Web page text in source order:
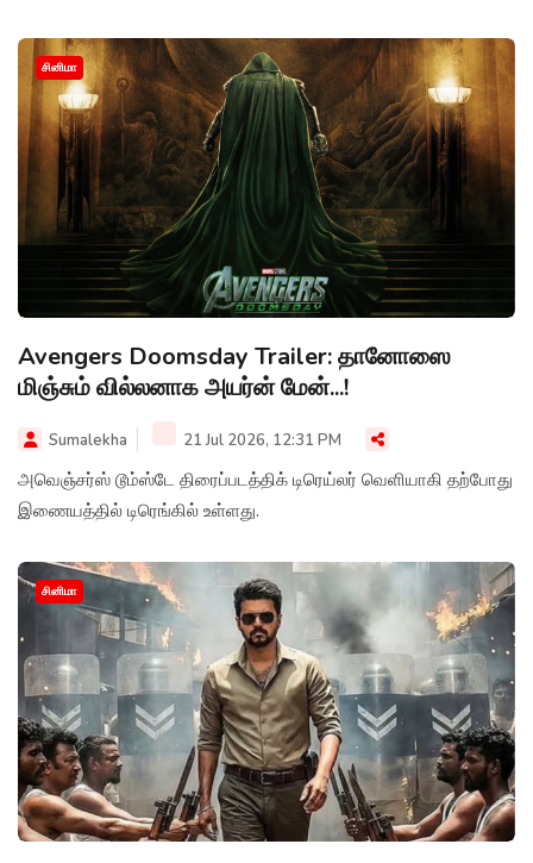
சினிமா
Avengers Doomsday Trailer: தானோஸை
மிஞ்சும் வில்லனாக அயர்ன் மேன்...!
Sumalekha 21 Jul 2026, 12:31 PM
அவெஞ்சர்ஸ் டூம்ஸ்டே திரைப்படத்திக் டிரெய்லர் வெளியாகி தற்போது
இணையத்தில் டிரெங்கில் உள்ளது.
சினிமா